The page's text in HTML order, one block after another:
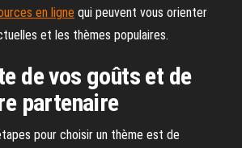
en ligne qui peuvent vous orienter
et les thèmes populaires.
de vos goûts et de
partenaire
pour choisir un thème est de